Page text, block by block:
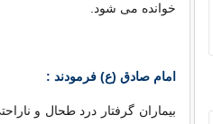
خوانده می شود.
امام صادق (ع) فرمودند :
بیماران گرفتار درد طحال و